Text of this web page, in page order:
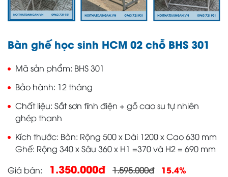
Bàn ghế học sinh HCM 02 chỗ BHS 301
Mã sản phẩm BHS 301
Bảo hành 12 tháng
Chất liệu Sắt sơn tĩnh điện + gỗ cao su tự nhiên
ghép thanh
Kích thước Bàn: Rộng 500 x Dài 1200 x Cao 630 mm
Ghế: Rộng 340 x Sâu 360 x H1 =370 và H2 = 690 mm
Giá bán
1.350.000đ 1.595.000đ 15.4%